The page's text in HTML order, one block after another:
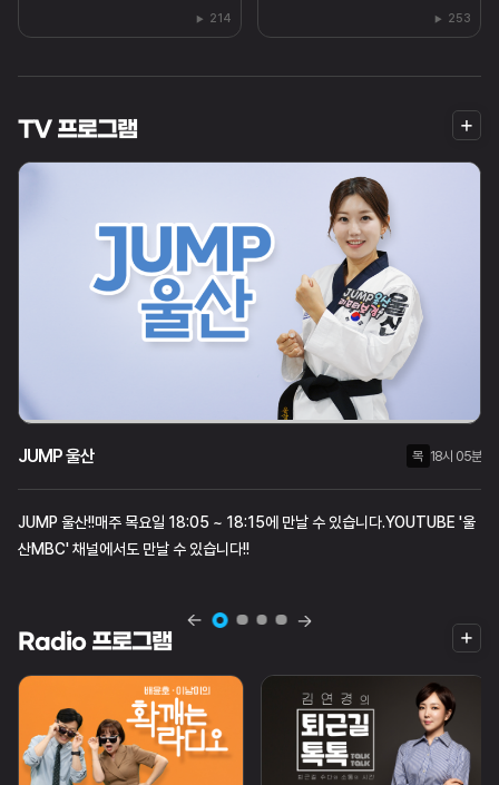
214 253
TV 프로그램
JUMP 울산 목 18시 05분
JUMP 울산!!매주 목요일 18:05 ~ 18:15에 만날 수 있습니다.YOUTUBE '울
산MBC' 채널에서도 만날 수 있습니다!!
목 21시 00분
수 18시 05분
더
보
Radio 프로그램
더
보
기